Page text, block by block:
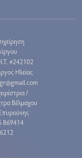
#242102
Ηλείας
/
Βέλμαχου
869414